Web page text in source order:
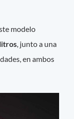
modelo
, junto a una
en ambos